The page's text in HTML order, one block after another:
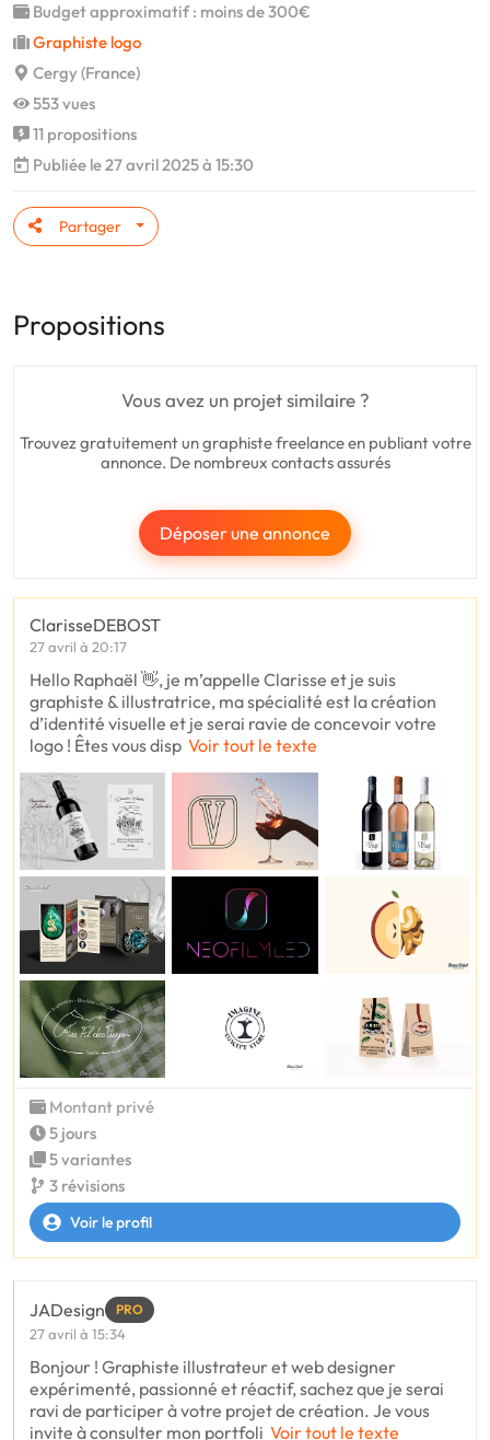
Budget approximatif : moins de 300€
Graphiste logo
Cergy (France)
553 vues
11 propositions
Publiée le 27 avril 2025 à 15:30
Partager
Propositions
Vous avez un projet similaire ?
Trouvez gratuitement un graphiste freelance en publiant votre
annonce. De nombreux contacts assurés
Déposer une annonce
ClarisseDEBOST
27 avril à 20:17
Hello Raphaël 👋, je m’appelle Clarisse et je suis
graphiste & illustratrice, ma spécialité est la création
d’identité visuelle et je serai ravie de concevoir votre
logo ! Êtes vous disp Voir tout le texte
Montant privé
5 jours
5 variantes
3 révisions
Voir le profil
JADesign PRO
27 avril à 15:34
Bonjour ! Graphiste illustrateur et web designer
expérimenté, passionné et réactif, sachez que je serai
ravi de participer à votre projet de création. Je vous
invite à consulter mon portfoli Voir tout le texte